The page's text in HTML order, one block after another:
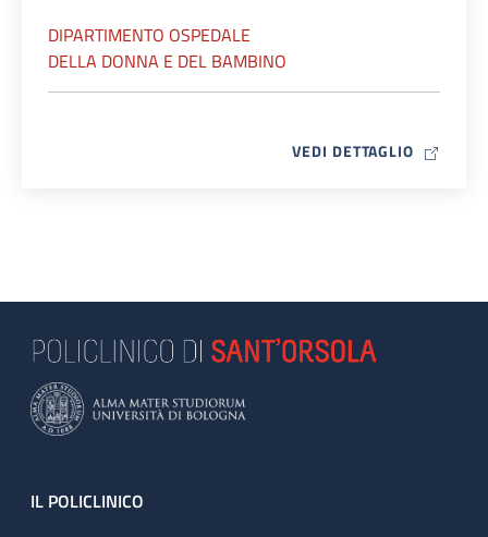
DIPARTIMENTO OSPEDALE
DELLA DONNA E DEL BAMBINO
VEDI DETTAGLIO MAP ICON
Footer
IL POLICLINICO